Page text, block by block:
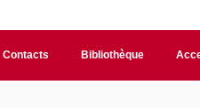
Contacts Bibliothèque